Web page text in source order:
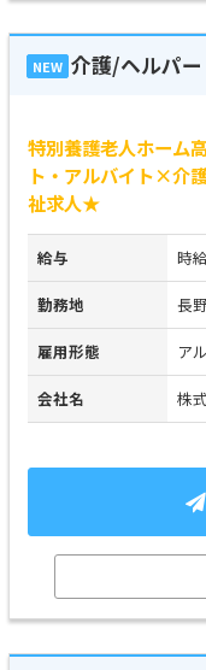
NEW 介護/ヘルパー
特別養護老人ホーム
ト・アルバイト×介
祉求人★
給与 時
勤務地 長
雇用形態 ア
会社名 株